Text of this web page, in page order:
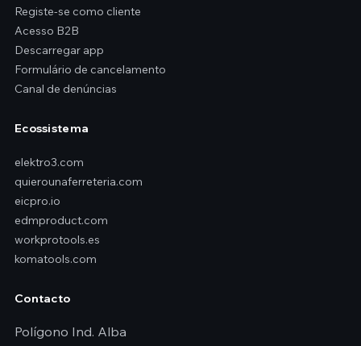
Registe-se como cliente
Acesso B2B
Descarregar app
Formulário de cancelamento
Canal de denúncias
Ecossistema
elektro3.com
quierounaferreteria.com
eicpro.io
edmproduct.com
workprotools.es
komatools.com
Contacto
Polígono Ind. Alba